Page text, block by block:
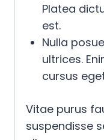
Platea
est.
Nulla
ultrices.
cursus
Vitae purus
suspendisse